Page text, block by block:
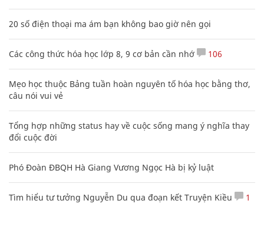
20 số điện thoại ma ám bạn không bao giờ nên gọi
Các công thức hóa học lớp 8, 9 cơ bản cần nhớ 106
Mẹo học thuộc Bảng tuần hoàn nguyên tố hóa học bằng thơ,
câu nói vui vẻ
Tổng hợp những status hay về cuộc sống mang ý nghĩa thay
đổi cuộc đời
Phó Đoàn ĐBQH Hà Giang Vương Ngọc Hà bị kỷ luật
Tìm hiểu tư tưởng Nguyễn Du qua đoạn kết Truyện Kiều 1